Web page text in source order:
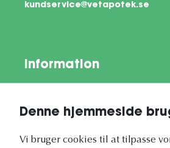
Denne hjemmeside
Vi bruger cookies til at tilpasse
kundservice@vetapotek.se
Information
Vores nyhedsbrev